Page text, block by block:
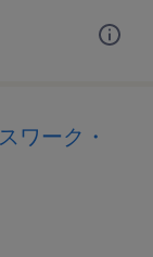
ワーク・